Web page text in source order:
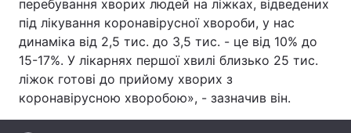
Техно і зв'язок Лайт
Зброя Інциденти
Цікавинки Погода
перебування хворих людей на ліжках, відведених
під лікування коронавірусної хвороби, у нас
динаміка від 2,5 тис. до 3,5 тис. - це від 10% до
15-17%. У лікарнях першої хвилі близько 25 тис.
ліжок готові до прийому хворих з
коронавірусною хворобою», - зазначив він.